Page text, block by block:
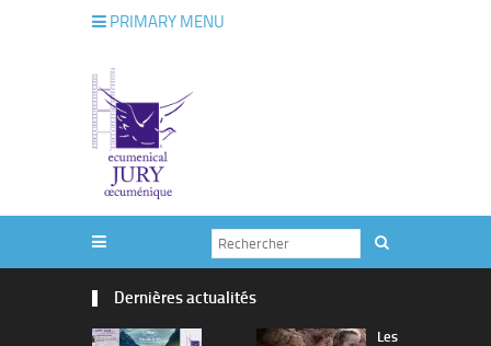
PRIMARY MENU
Dernières actualités
Les